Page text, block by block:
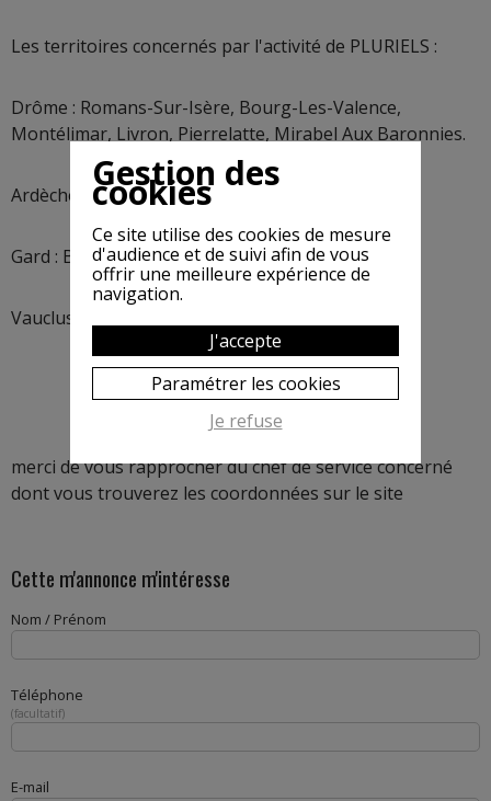
Lesterritoires concernés par l'activité de PLURIELS :
Drôme : Romans-Sur-Isère, Bourg-Les-Valence,
Montélimar, Livron, Pierrelatte, Mirabel Aux Baronnies.
Ardèche : Annonay, Aubenas, Bourg-Saint-Andéol.
Gard : Bagnols sur Cèze / Uzes.
Vaucluse : Valréas, Sorgues, Pertuis.
merci de vous rapprocher du chef de service concerné
dont vous trouverez les coordonnées sur le site
Cette m'annonce m'intéresse
Nom / Prénom
Téléphone
facultatif
E-mail
Gestion des
cookies
Ce site utilise des cookies de mesure
d'audience et de suivi afin de vous
offrir une meilleure expérience de
navigation.
J'accepte
Paramétrer les cookies
Je refuse